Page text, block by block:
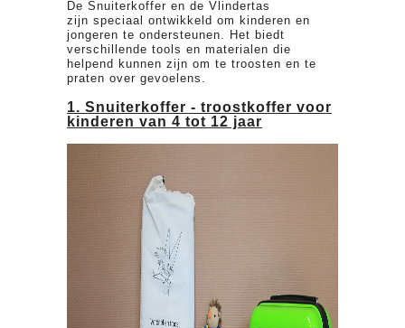
De Snuiterkoffer en de Vlindertas
zijn speciaal ontwikkeld om kinderen en
jongeren te ondersteunen. Het biedt
verschillende tools en materialen die
helpend kunnen zijn om te troosten en te
praten over gevoelens.
1. Snuiterkoffer - troostkoffer voor
kinderen van 4 tot 12 jaar